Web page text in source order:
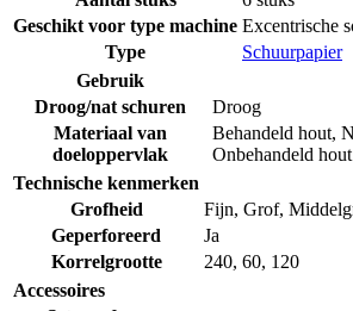
Geschikt voor type machine Excentrische
Type
Schuurpapier
Gebruik
Droog/nat schuren
Droog
Materiaal van
doeloppervlak
Behandeld hout,
Onbehandeld hout
Technische kenmerken
Grofheid
Fijn, Grof,
Geperforeerd
Ja
Korrelgrootte
240, 60, 120
Accessoires